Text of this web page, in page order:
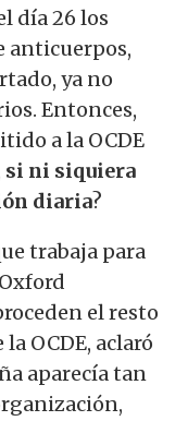
día 26 los
anticuerpos,
ya no
Entonces,
a la OCDE
si ni siquiera
diaria?
trabaja para
el resto
OCDE, aclaró
aparecía tan